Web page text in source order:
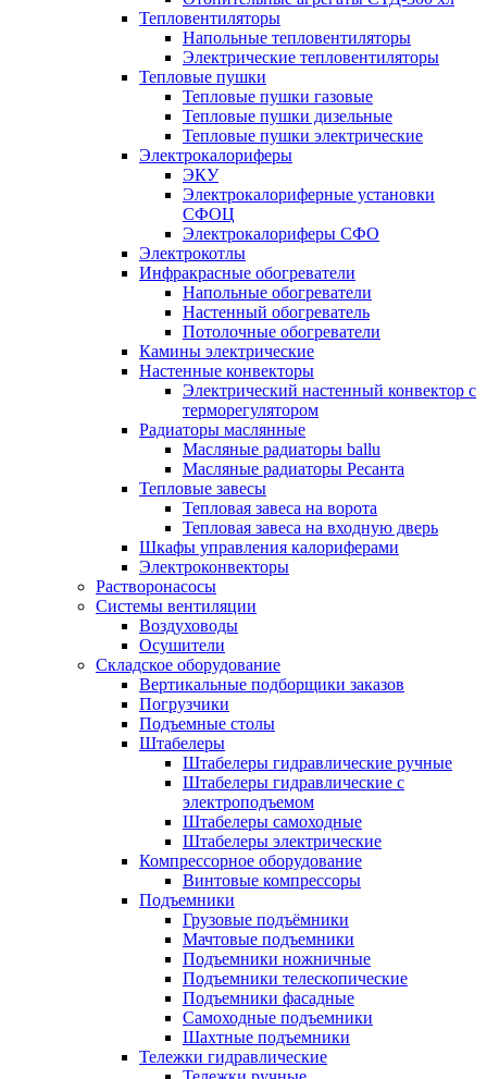
Тепловентиляторы
Напольные тепловентиляторы
Электрические тепловентиляторы
Тепловые пушки
Тепловые пушки газовые
Тепловые пушки дизельные
Тепловые пушки электрические
Электрокалориферы
ЭКУ
Электрокалориферные установки
СФОЦ
Электрокалориферы СФО
Электрокотлы
Инфракрасные обогреватели
Напольные обогреватели
Настенный обогреватель
Потолочные обогреватели
Камины электрические
Настенные конвекторы
Электрический настенный конвектор с
терморегулятором
Радиаторы маслянные
Масляные радиаторы ballu
Масляные радиаторы Ресанта
Тепловые завесы
Тепловая завеса на ворота
Тепловая завеса на входную дверь
Шкафы управления калориферами
Электроконвекторы
Растворонасосы
Системы вентиляции
Воздуховоды
Осушители
Складское оборудование
Вертикальные подборщики заказов
Погрузчики
Подъемные столы
Штабелеры
Штабелеры гидравлические ручные
Штабелеры гидравлические с
электроподъемом
Штабелеры самоходные
Штабелеры электрические
Компрессорное оборудование
Винтовые компрессоры
Подъемники
Грузовые подъёмники
Мачтовые подъемники
Подъемники ножничные
Подъемники телескопические
Подъемники фасадные
Самоходные подъемники
Шахтные подъемники
Тележки гидравлические